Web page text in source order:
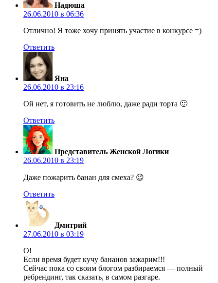
Надюша
26.06.2010 в 06:36
Отлично! Я тоже хочу принять участие в конкурсе =)
Ответить
Яна
26.06.2010 в 23:16
Ой нет, я готовить не люблю, даже ради торта 🙂
Ответить
Представитель Женской Логики
26.06.2010 в 23:19
Даже пожарить банан для смеха? 😉
Ответить
Дмитрий
27.06.2010 в 03:19
О!
Если время будет кучу бананов зажарим!!!
Сейчас пока со своим блогом разбираемся — полный
ребрендинг, так сказать, в самом разгаре.